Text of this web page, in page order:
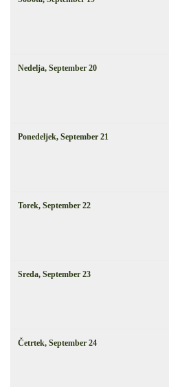
Nedelja, September 20
Ponedeljek, September 21
Torek, September 22
Sreda, September 23
Četrtek, September 24